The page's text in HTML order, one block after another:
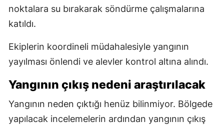
noktalara su bırakarak söndürme çalışmalarına
katıldı.
Ekiplerin koordineli müdahalesiyle yangının
yayılması önlendi ve alevler kontrol altına alındı.
Yangının çıkış nedeni araştırılacak
Yangının neden çıktığı henüz bilinmiyor. Bölgede
yapılacak incelemelerin ardından yangının çıkış